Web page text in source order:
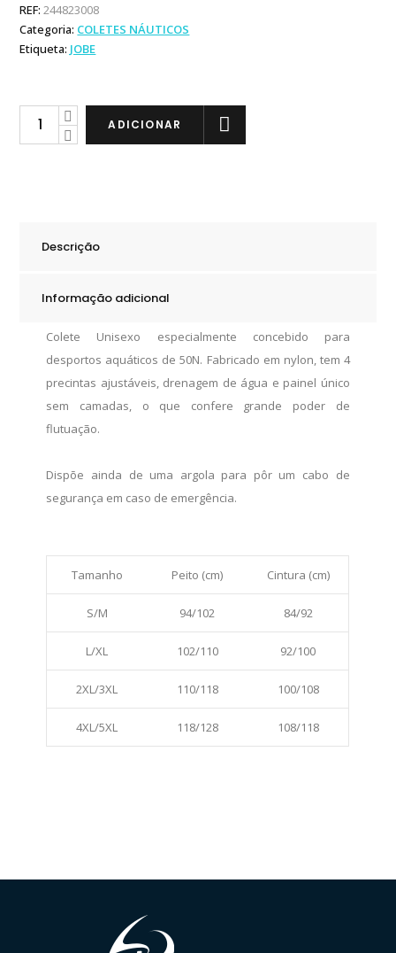
REF:244823008
Categoria: COLETES NÁUTICOS
Etiqueta: JOBE
Jobe
ADICIONAR
Descrição
Informação adicional
Colete Unisexo especialmente concebido para
desportos aquáticos de 50N. Fabricado em nylon, tem 4
precintas ajustáveis, drenagem de água e painel único
sem camadas, o que confere grande poder de
flutuação.
Dispõe ainda de uma argola para pôr um cabo de
segurança em caso de emergência.
Tamanho Peito (cm) Cintura (cm)
S/M 94/102 84/92
L/XL 102/110 92/100
2XL/3XL 110/118 100/108
4XL/5XL 118/128 108/118